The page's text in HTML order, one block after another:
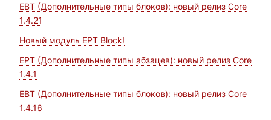
EBT (Дополнительные типы блоков): новый релиз Core
1.4.21
Новый модуль EPT Block!
EPT (Дополнительные типы абзацев): новый релиз Core
1.4.1
EBT (Дополнительные типы блоков): новый релиз Core
1.4.16